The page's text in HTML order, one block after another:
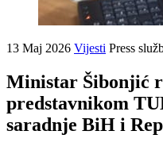
13 Maj 2026 Vijesti Press
Ministar Šibonjić
predstavnikom
saradnje BiH i